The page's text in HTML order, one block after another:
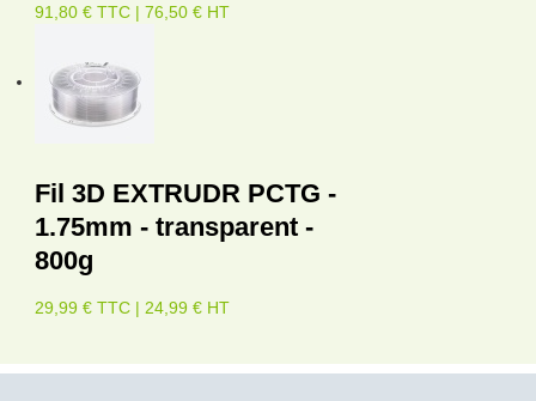
91,80 € TTC | 76,50 € HT
Fil 3D EXTRUDR PCTG -
1.75mm - transparent -
800g
29,99 € TTC | 24,99 € HT